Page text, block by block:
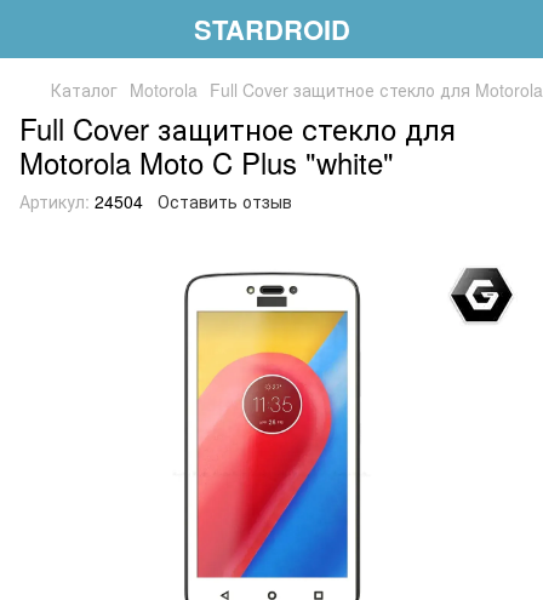
STARDROID
Каталог Motorola Full Cover защитное стекло для
Full Cover защитное стекло для
Motorola Moto C Plus "white"
Артикул: 24504 Оставить отзыв